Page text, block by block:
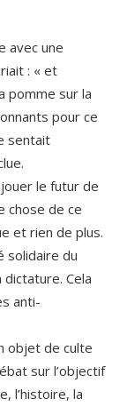
avec une
: « et
pomme sur la
pour ce
sentait
jouer le futur de
chose de ce
et rien de plus.
solidaire du
Cela
anti-
objet de culte
sur l’objectif
l’histoire, la